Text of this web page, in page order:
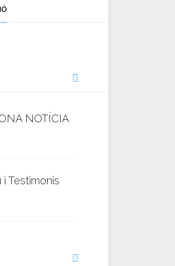
NOTÍCIA
Testimonis